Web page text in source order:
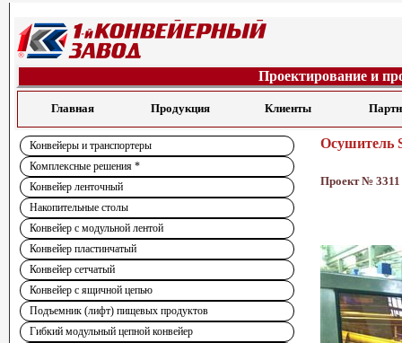
Проектирование и
Главная Продукция Клиенты
Конвейеры и транспортеры
Комплексные решения *
Конвейер ленточный
Накопительные столы
Конвейер с модульной лентой
Конвейер пластинчатый
Конвейер сетчатый
Конвейер с ящичной цепью
Подъемник (лифт) пищевых продуктов
Гибкий модульный цепной конвейер
Осушитель
Проект № 3311